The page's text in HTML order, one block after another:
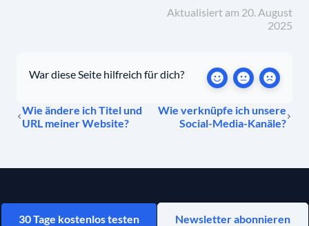
Aktualisiert am 20. August
2025
War diese Seite hilfreich für dich?
Wie ändere ich Titel und
URL meiner Website?
Wie verknüpfe ich unsere
Social-Media-Kanäle?
30 Tage kostenlos testen Newsletter abonnieren